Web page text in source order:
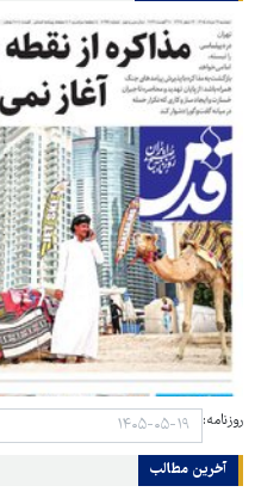
روزنامه:
آخرین مطالب